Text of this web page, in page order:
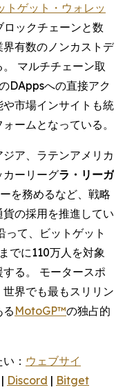
トゲット・ウォレッ
ックチェーンと数
有数のノンカストデ
マルチチェーン取
DAppsへの直接アク
市場インサイトも統
ームとなっている。
ア、ラテンアメリカ
カーリーグラ・リーガ
を務めるなど、戦略
の採用を推進してい
って、ビットゲット
でに110万人を対象
る。 モータースポ
界でも最もスリリン
MotoGP™の独占的
： ウェブサイ
| Discord | Bitget